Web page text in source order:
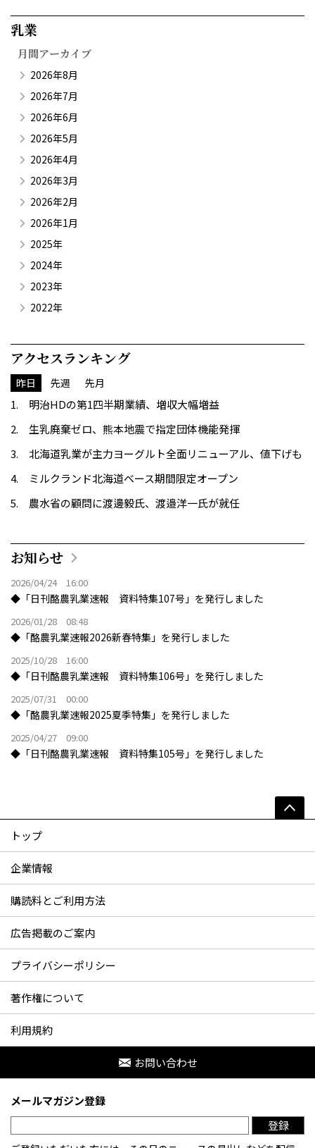
乳業​
月間アーカイブ
2026年8月
2026年7月
2026年6月
2026年5月
2026年4月
2026年3月
2026年2月
2026年1月
2025年
2024年
2023年
2022年
アクセスランキング
昨日 先週 先月
明治HDの第1四半期業績、増収大幅増益
生乳廃棄ゼロ、熊本地震で指定団体機能発揮
北海道乳業が主力ヨーグルト全面リニューアル、値下げも
ミルクランド北海道ベース期間限定オープン
農水省の顧問に渡邊毅氏、渡邉洋一氏が就任
お知らせ
2026/04/24 16:00
◆「日刊酪農乳業速報 資料特集107号」を発行しました
2026/01/28 08:48
◆「酪農乳業速報2026新春特集」を発行しました
2025/10/28 16:00
◆「日刊酪農乳業速報 資料特集106号」を発行しました
2025/07/31 00:00
◆「酪農乳業速報2025夏季特集」を発行しました
2025/04/27 09:00
◆「日刊酪農乳業速報 資料特集105号」を発行しました
トップ
企業情報
購読料とご利用方法
広告掲載のご案内
プライバシーポリシー
著作権について
利用規約
お問い合わせ
メールマガジン登録
登録